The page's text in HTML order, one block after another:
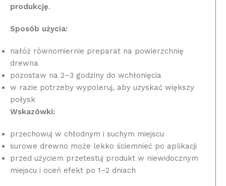
produkcję.
Sposób użycia:
nałóż równomiernie preparat na powierzchnię
drewna
pozostaw na 2–3 godziny do wchłonięcia
w razie potrzeby wypoleruj, aby uzyskać większy
połysk
Wskazówki:
przechowuj w chłodnym i suchym miejscu
surowe drewno może lekko ściemnieć po aplikacji
przed użyciem przetestuj produkt w niewidocznym
miejscu i oceń efekt po 1–2 dniach